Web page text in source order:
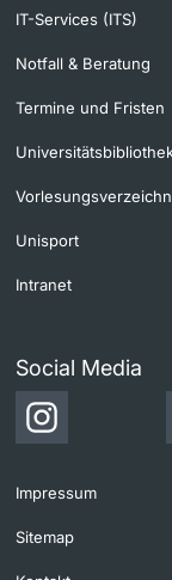
IT-Services (ITS)
Notfall & Beratung
Termine und Fristen
Unisport
Intranet
Social Media
Impressum
Sitemap